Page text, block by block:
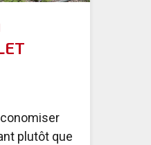
plutôt que